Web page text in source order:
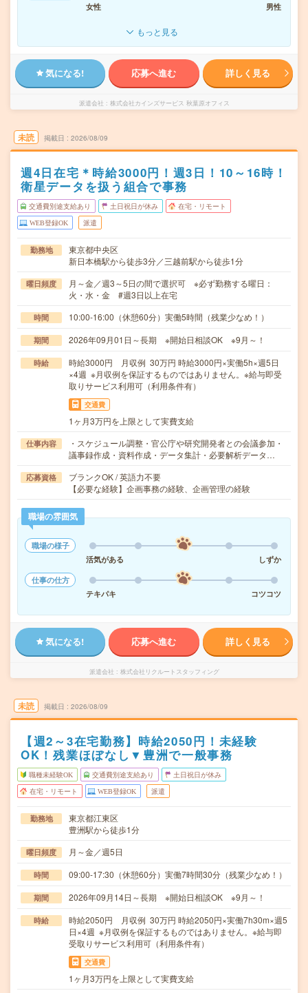
女性
男性
もっと見る
気になる! 応募へ進む 詳しく見る
派遣会社 株式会社カインズサービス 秋葉原オフィス
未読 掲載日 2026/08/09
週4日在宅＊時給3000円！週3日！10～16時！
衛星データを扱う組合で事務
交通費別途支給あり 土日祝日が休み 在宅・リモート
WEB登録OK 派遣
勤務地
東京都中央区
新日本橋駅から徒歩3分／三越前駅から徒歩1分
曜日頻度
月～金／週3～5日の間で選択可 ※必ず勤務する曜日：
火・水・金 #週3日以上在宅
時間 10:00-16:00（休憩60分）実働5時間（残業少なめ！）
期間 2026年09月01日～長期 ※開始日相談OK ※9月～！
時給
時給3000円 月収例 30万円 時給3000円×実働5h×週5日
×4週 ※月収例を保証するものではありません。※給与即受
取りサービス利用可（利用条件有）
交通費
1ヶ月3万円を上限として実費支給
仕事内容
・スケジュール調整・官公庁や研究開発者との会議参加・
議事録作成・資料作成・データ集計・必要解析データ…
応募資格
ブランクOK / 英語力不要
【必要な経験】企画事務の経験、企画管理の経験
職場の雰囲気
職場の様子
活気がある
しずか
仕事の仕方
テキパキ
コツコツ
気になる! 応募へ進む 詳しく見る
派遣会社 株式会社リクルートスタッフィング
未読 掲載日 2026/08/09
【週2～3在宅勤務】時給2050円！未経験
OK！残業ほぼなし▼豊洲で一般事務
職種未経験OK 交通費別途支給あり 土日祝日が休み
在宅・リモート WEB登録OK 派遣
勤務地
東京都江東区
豊洲駅から徒歩1分
曜日頻度 月～金／週5日
時間 09:00-17:30（休憩60分）実働7時間30分（残業少なめ！）
期間 2026年09月14日～長期 ※開始日相談OK ※9月～！
時給
時給2050円 月収例 30万円 時給2050円×実働7h30m×週5
日×4週 ※月収例を保証するものではありません。※給与即
受取りサービス利用可（利用条件有）
交通費
1ヶ月3万円を上限として実費支給